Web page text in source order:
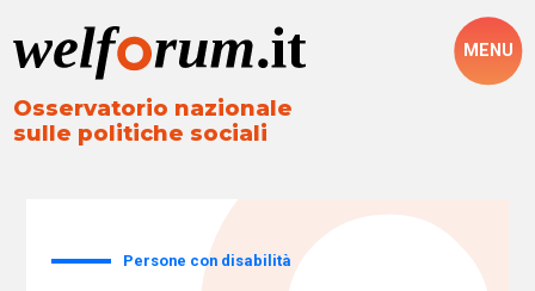
Osservatorio nazionale
sulle politiche sociali
MENU
Persone con disabilità